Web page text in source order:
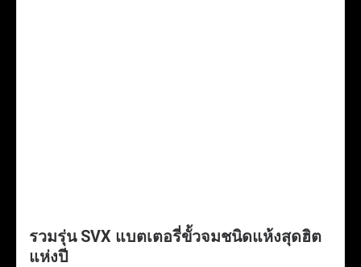
รวมรุ่น SVX แบตเตอรี่ขั้วจมชนิดแห้งสุดฮิต
แห่งปี